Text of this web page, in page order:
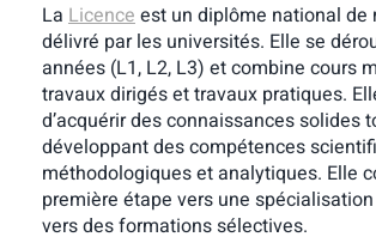
La Licenceest un diplôme national de
délivré par les universités. Elle se
années (L1, L2, L3) et combine cours
travaux dirigés et travaux pratiques.
d’acquérir des connaissances solides
développant des compétences
méthodologiques et analytiques. Elle
première étape vers une
vers des formations sélectives.